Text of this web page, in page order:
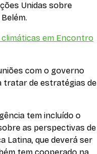
Unidas sobre
em Encontro
com o governo
tratar de estratégias de
tem incluído o
as perspectivas de
Latina, que deverá ser